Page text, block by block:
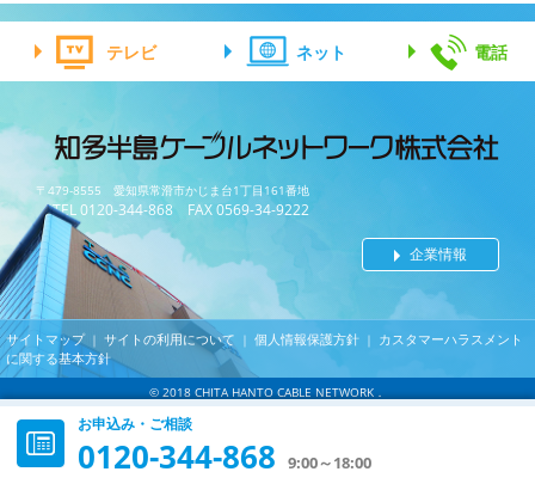
お申込み・ご相談
0120-344-868 9:00～18:00
テレビ ネット 電話
〒479-8555 愛知県常滑市かじま台1丁目161番地
TEL 0120-344-868 FAX 0569-34-9222
企業情報
サイトマップ｜ サイトの利用について ｜ 個人情報保護方針 ｜ カスタマーハラスメント
に関する基本方針
© 2018 CHITA HANTO CABLE NETWORK．